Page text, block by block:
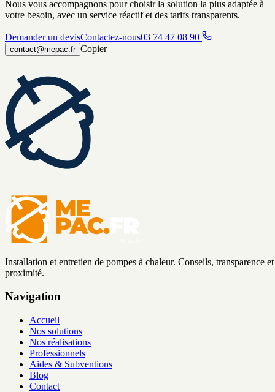
Nous vous accompagnons pour choisir la solution la plus adaptée à
votre besoin, avec un service réactif et des tarifs transparents.
Demander un devisContactez-nous03 74 47 08 90
contact@mepac.fr Copier
Installation et entretien de pompes à chaleur. Conseils, transparence et
proximité.
Navigation
Accueil
Nos solutions
Nos réalisations
Professionnels
Aides & Subventions
Blog
Contact